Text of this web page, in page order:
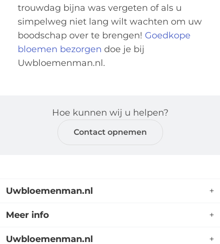
trouwdag bijna was vergeten of als u
simpelweg niet lang wilt wachten om uw
boodschap over te brengen! Goedkope
bloemen bezorgen doe je bij
Uwbloemenman.nl.
Hoe kunnen wij u helpen?
Contact opnemen
Uwbloemenman.nl +
Uwbloemenman.nl is dé webshop waar u terecht
bloemen voor allerlei gelegenheden. Op de website
Meer info +
Mijn account
Uwbloemenman.nl +